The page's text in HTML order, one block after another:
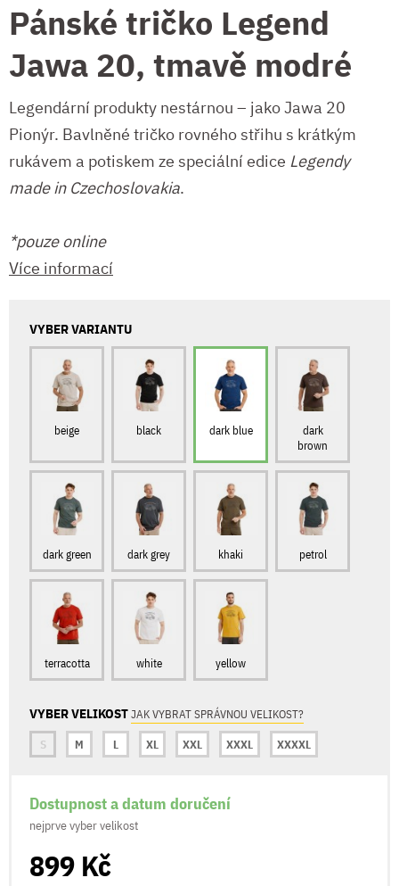
Pánské tričko Legend
Jawa 20, tmavě modré
Legendární produkty nestárnou – jako Jawa 20
Pionýr. Bavlněné tričko rovného střihu s krátkým
rukávem a potiskem ze speciální edice Legendy
made in Czechoslovakia.
*pouze online
Více informací
VYBER VARIANTU
beige black dark blue
dark
brown
dark green dark grey khaki petrol
terracotta white yellow
VYBER VELIKOSTJAK VYBRAT SPRÁVNOU VELIKOST?
S
M L XL XXL XXXL XXXXL
Dostupnost a datum doručení
nejprve vyber velikost
899 Kč